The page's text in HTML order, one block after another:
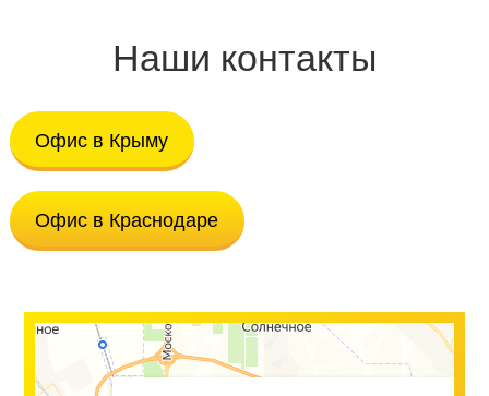
Наши контакты
Офис в Крыму
Офис в Краснодаре